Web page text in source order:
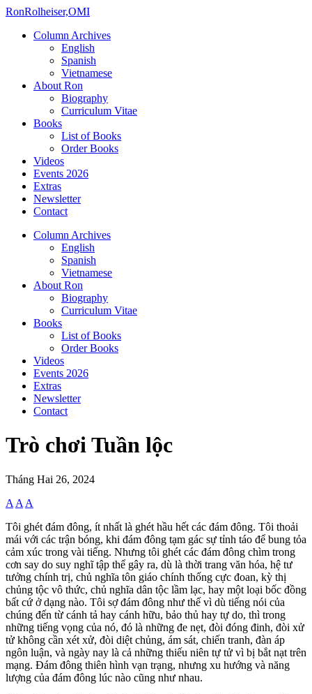
RonRolheiser,OMI
Column Archives
English
Spanish
Vietnamese
About Ron
Biography
Curriculum Vitae
Books
List of Books
Order Books
Videos
Events 2026
Extras
Newsletter
Contact
Column Archives
English
Spanish
Vietnamese
About Ron
Biography
Curriculum Vitae
Books
List of Books
Order Books
Videos
Events 2026
Extras
Newsletter
Contact
Trò chơi Tuần lộc
Tháng Hai 26, 2024
A A A
Tôi ghét đám đông, ít nhất là ghét hầu hết các đám đông. Tôi thoải
mái với các trận bóng, khi đám đông tạm gác sự tỉnh táo để bung tỏa
cảm xúc trong vài tiếng. Nhưng tôi ghét các đám đông chìm trong
cơn say do suy nghĩ tập thể gây ra, dù là thời trang văn hóa, hệ tư
tưởng chính trị, chủ nghĩa tôn giáo chính thống cực đoan, kỳ thị
chủng tộc vô thức, chủ nghĩa dân tộc lầm lạc, hay một loại bốc đồng
bất cứ ở dạng nào. Tôi sợ đám đông như thế vì dù tiếng nói của
chúng đến từ cánh tả hay cánh hữu, bảo thủ hay tự do, thì trong
những tiếng vọng của nó, đó là những đe nẹt, đòi đóng đinh, đòi xử
tử không cần xét xử, đòi diệt chủng, ám sát, chiến tranh, đàn áp
ngôn luận, và ngày nay là cả những thiếu niên tự tử vì bị bắt nạt trên
mạng. Đám đông thiên hình vạn trạng, nhưng xu hướng và năng
lượng của đám đông lúc nào cũng như nhau.